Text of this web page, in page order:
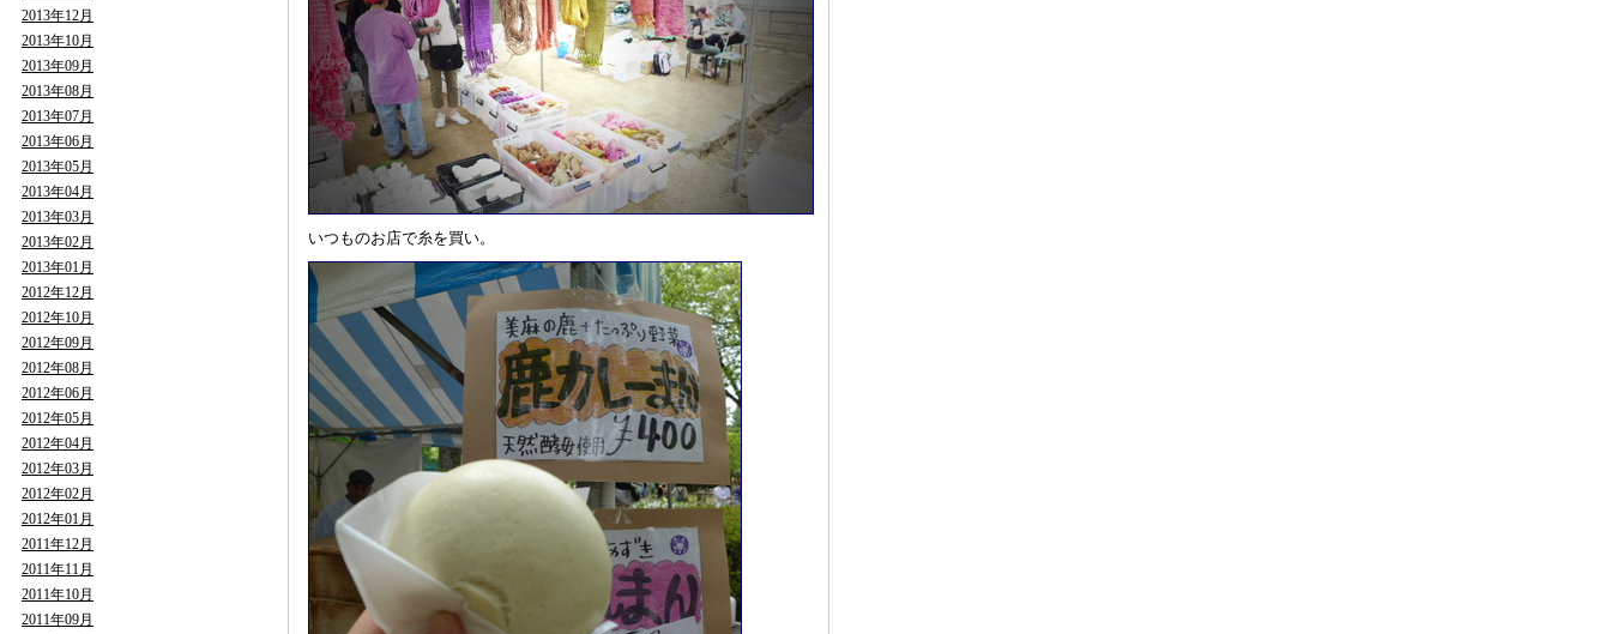
2013年12月
2013年10月
2013年09月
2013年08月
2013年07月
2013年06月
2013年05月
2013年04月
2013年03月
2013年02月
2013年01月
2012年12月
2012年10月
2012年09月
2012年08月
2012年06月
2012年05月
2012年04月
2012年03月
2012年02月
2012年01月
2011年12月
2011年11月
2011年10月
2011年09月
いつものお店で糸を買い。